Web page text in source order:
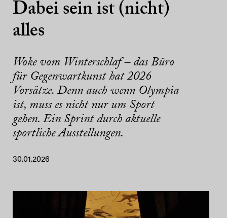
Dabei sein ist (nicht)
alles
Woke vom Winterschlaf – das Büro
für Gegenwartkunst hat 2026
Vorsätze. Denn auch wenn Olympia
ist, muss es nicht nur um Sport
gehen. Ein Sprint durch aktuelle
sportliche Ausstellungen.
30.01.2026